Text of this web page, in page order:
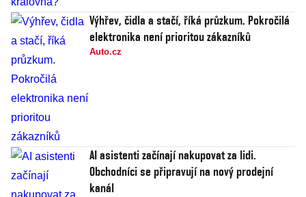
Výhřev, čidla a stačí, říká průzkum. Pokročilá
elektronika není prioritou zákazníků
Auto.cz
AI asistenti začínají nakupovat za lidi.
Obchodníci se připravují na nový prodejní
kanál